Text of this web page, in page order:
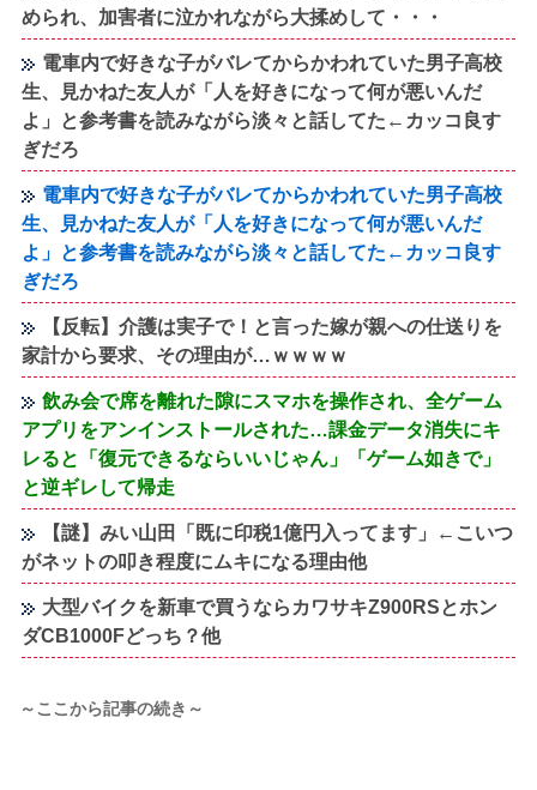
められ、加害者に泣かれながら大揉めして・・・
電車内で好きな子がバレてからかわれていた男子高校
生、見かねた友人が「人を好きになって何が悪いんだ
よ」と参考書を読みながら淡々と話してた←カッコ良す
ぎだろ
電車内で好きな子がバレてからかわれていた男子高校
生、見かねた友人が「人を好きになって何が悪いんだ
よ」と参考書を読みながら淡々と話してた←カッコ良す
ぎだろ
【反転】介護は実子で！と言った嫁が親への仕送りを
家計から要求、その理由が…ｗｗｗｗ
飲み会で席を離れた隙にスマホを操作され、全ゲーム
アプリをアンインストールされた…課金データ消失にキ
レると「復元できるならいいじゃん」「ゲーム如きで」
と逆ギレして帰走
【謎】みい山田「既に印税1億円入ってます」←こいつ
がネットの叩き程度にムキになる理由他
大型バイクを新車で買うならカワサキZ900RSとホン
ダCB1000Fどっち？他
～ここから記事の続き～